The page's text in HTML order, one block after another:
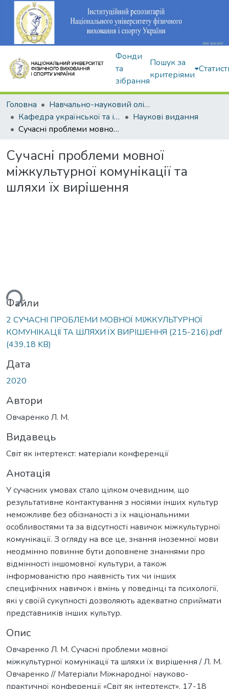
Фонди
та
зібрання
Пошук за
критеріями
Головна
Навчально-науковий олімпійський інститут
Кафедра української та іноземної мов
Наукові видання
Сучасні проблеми мовної міжкультурної комунікації та шляхи їх вирішення
Сучасні проблеми мовної
міжкультурної комунікації та
шляхи їх вирішення
Файли
2 СУЧАСНІ ПРОБЛЕМИ МОВНОЇ МІЖКУЛЬТУРНОЇ
КОМУНІКАЦІЇ ТА ШЛЯХИ ЇХ ВИРІШЕННЯ (215-216).pdf
(439,18 KB)
Дата
2020
Автори
Овчаренко Л. М.
Видавець
Світ як інтертекст: матеріали конференції
Анотація
У сучасних умовах стало цілком очевидним, що
результативне контактування з носіями інших культур
неможливе без обізнаності з їх національними
особливостями та за відсутності навичок міжкультурної
комунікації. З огляду на все це, знання іноземної мови
неодмінно повинне бути доповнене знаннями про
відмінності іншомовної культури, а також
інформованістю про наявність тих чи інших
специфічних навичок і вмінь у поведінці та психології,
які у своїй сукупності дозволяють адекватно сприймати
представників інших культур.
Опис
Овчаренко Л. М. Сучасні проблеми мовної
міжкультурної комунікації та шляхи їх вирішення / Л. М.
Овчаренко // Матеріали Міжнародної науково-
практичної конференції «Світ як інтертекст», 17-18